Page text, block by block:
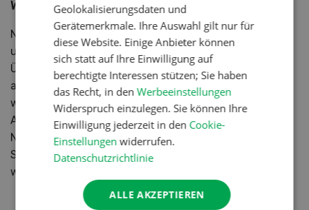
Wunsch nach neuen frühreifen Sorten
Nach dem Dreschen werden die Stoppeln geschlegelt
und der Boden gepflügt, bevor wieder Getreide folgt.
Über drei Jahre lag der Durchschnittsertrag bei rund
acht Tonnen Körnern auf drei Hektaren. Bei der Ernte
weisen die Körner meist 12 – 15 % Feuchtigkeit auf.
Ackermann will die Kultur weiterführen, solange die
Nachfrage stimmt: «Ich hoffe auf neue, frühreife
Sorten mit höheren Erträgen. Aber die Sonnenblume
wird bleiben.»
Geolokalisierungsdaten und
Gerätemerkmale. Ihre Auswahl gilt nur für
diese Website. Einige Anbieter können
sich statt auf Ihre Einwilligung auf
berechtigte Interessen stützen; Sie haben
das Recht, in denWerbeeinstellungen
Widerspruch einzulegen. Sie können Ihre
Einwilligung jederzeit in den Cookie-
Einstellungen widerrufen.
Datenschutzrichtlinie
ALLE AKZEPTIEREN